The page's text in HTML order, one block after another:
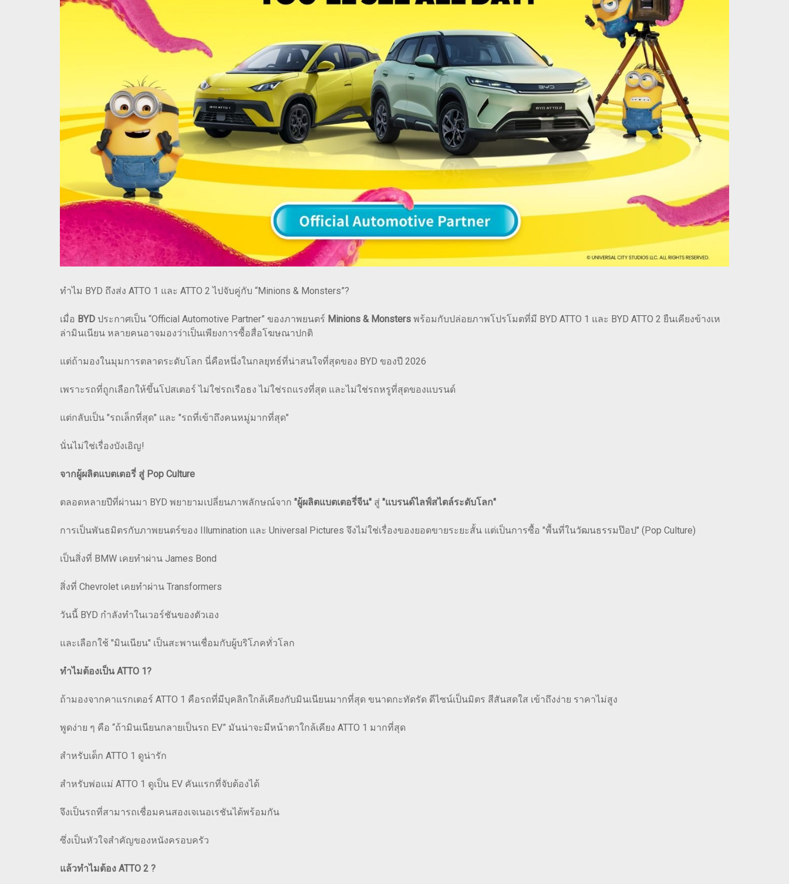
ทำไม BYD ถึงส่ง ATTO 1 และ ATTO 2 ไปจับคู่กับ “Minions & Monsters”?
เมื่อ BYD ประกาศเป็น “Official Automotive Partner” ของภาพยนตร์ Minions & Monsters พร้อมกับปล่อยภาพโปรโมตที่มี BYD ATTO 1 และ BYD ATTO 2 ยืนเคียงข้างเห
ล่ามินเนียน หลายคนอาจมองว่าเป็นเพียงการซื้อสื่อโฆษณาปกติ
แต่ถ้ามองในมุมการตลาดระดับโลก นี่คือหนึ่งในกลยุทธ์ที่น่าสนใจที่สุดของ BYD ของปี 2026
เพราะรถที่ถูกเลือกให้ขึ้นโปสเตอร์ ไม่ใช่รถเรือธง ไม่ใช่รถแรงที่สุด และไม่ใช่รถหรูที่สุดของแบรนด์
แต่กลับเป็น "รถเล็กที่สุด" และ "รถที่เข้าถึงคนหมู่มากที่สุด"
นั่นไม่ใช่เรื่องบังเอิญ!
จากผู้ผลิตแบตเตอรี่ สู่ Pop Culture
ตลอดหลายปีที่ผ่านมา BYD พยายามเปลี่ยนภาพลักษณ์จาก "ผู้ผลิตแบตเตอรี่จีน" สู่ "แบรนด์ไลฟ์สไตล์ระดับโลก"
การเป็นพันธมิตรกับภาพยนตร์ของ Illumination และ Universal Pictures จึงไม่ใช่เรื่องของยอดขายระยะสั้น แต่เป็นการซื้อ "พื้นที่ในวัฒนธรรมป๊อป" (Pop Culture)
เป็นสิ่งที่ BMW เคยทำผ่าน James Bond
สิ่งที่ Chevrolet เคยทำผ่าน Transformers
วันนี้ BYD กำลังทำในเวอร์ชันของตัวเอง
และเลือกใช้ "มินเนียน" เป็นสะพานเชื่อมกับผู้บริโภคทั่วโลก
ทำไมต้องเป็น ATTO 1?
ถ้ามองจากคาแรกเตอร์ ATTO 1 คือรถที่มีบุคลิกใกล้เคียงกับมินเนียนมากที่สุด ขนาดกะทัดรัด ดีไซน์เป็นมิตร สีสันสดใส เข้าถึงง่าย ราคาไม่สูง
พูดง่าย ๆ คือ “ถ้ามินเนียนกลายเป็นรถ EV” มันน่าจะมีหน้าตาใกล้เคียง ATTO 1 มากที่สุด
สำหรับเด็ก ATTO 1 ดูน่ารัก
สำหรับพ่อแม่ ATTO 1 ดูเป็น EV คันแรกที่จับต้องได้
จึงเป็นรถที่สามารถเชื่อมคนสองเจเนอเรชันได้พร้อมกัน
ซึ่งเป็นหัวใจสำคัญของหนังครอบครัว
แล้วทำไมต้อง ATTO 2 ?